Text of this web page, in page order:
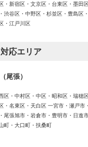
・新宿区・文京区・台東区・墨田
渋谷区・中野区・杉並区・豊島区
・江戸川区
対応エリア
尾張）
区・中村区・中区・昭和区・瑞穂
・名東区・天白区 一宮市・瀬戸市
尾張旭市・岩倉市・豊明市・日進
町・大口町・扶桑町